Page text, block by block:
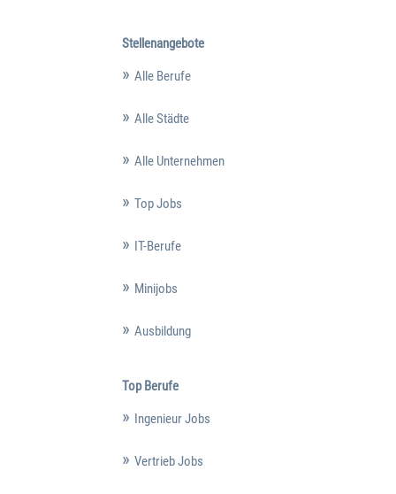
Stellenangebote
Alle Berufe
Alle Städte
Alle Unternehmen
Top Jobs
IT-Berufe
Minijobs
Ausbildung
Top Berufe
Ingenieur Jobs
Vertrieb Jobs